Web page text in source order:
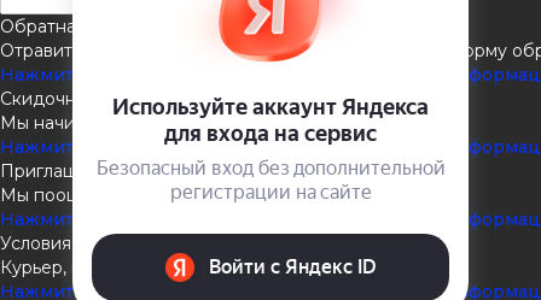
Обратная связь
Отравить нам сообщение или задать вопрос через форму
Нажмите здесь для получения дополнительной
Скидочная система
Мы начисляем кэшбэк с покупок
Нажмите здесь для получения дополнительной
Приглашаем к партнёрству
Мы поощеряем наших партнёров
Нажмите здесь для получения дополнительной
Условия доставки
Курьер, пункты выдачи, Почта России
Нажмите здесь для получения дополнительной